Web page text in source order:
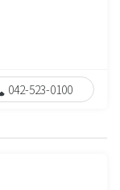
042-523-0100